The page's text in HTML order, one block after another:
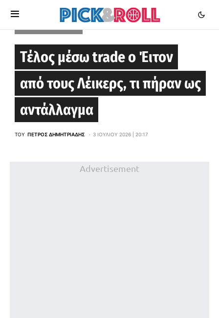
Τέλος μέσω trade ο Έιτον
από τους Λέικερς, τι πήραν ως
αντάλλαγμα
ΤΟΥ ΠΈΤΡΟΣ ΔΗΜΗΤΡΙΆΔΗΣ 3 ΙΟΥΛΊΟΥ 2026 | 20:17
Advertisement